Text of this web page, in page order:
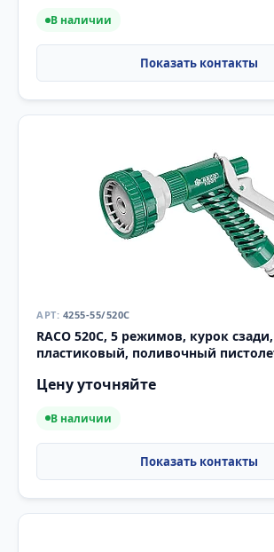
В наличии
4255-55/520C
RACO 520C, 5 режимов, курок сзади,
пластиковый, поливочный
Цену уточняйте
В наличии